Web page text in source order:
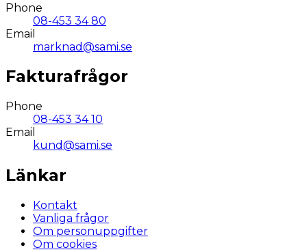
Phone
08-453 34 80
Email
marknad@sami.se
Fakturafrågor
Phone
08-453 34 10
Email
kund@sami.se
Länkar
Kontakt
Vanliga frågor
Om personuppgifter
Om cookies